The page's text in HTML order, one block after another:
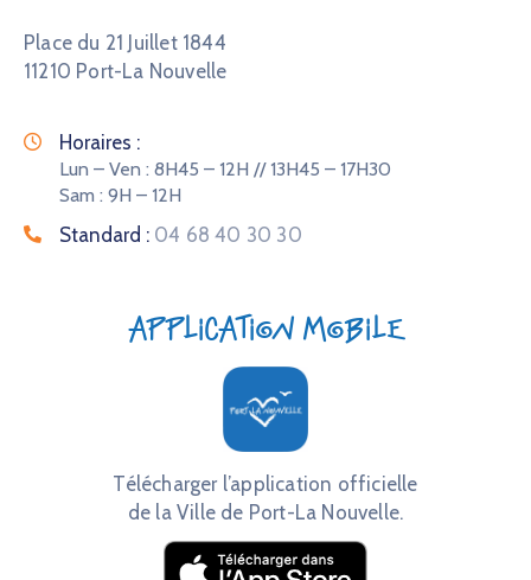
Education
&
Culture
Place du 21 Juillet 1844
11210 Port-La Nouvelle
Horaires :
Lun – Ven : 8H45 – 12H // 13H45 – 17H30
Sam : 9H – 12H
Standard : 04 68 40 30 30
Application mobile
Télécharger l’application officielle
de la Ville de Port-La Nouvelle.